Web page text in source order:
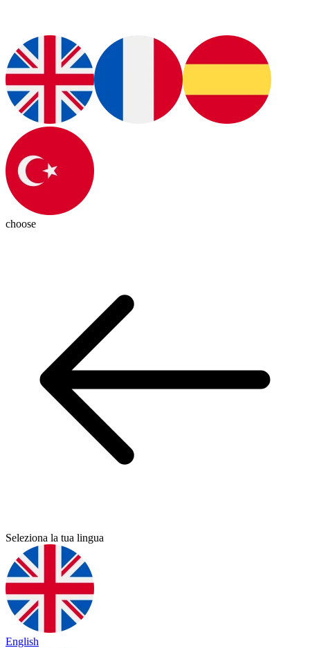
choose
Seleziona la tua lingua
English